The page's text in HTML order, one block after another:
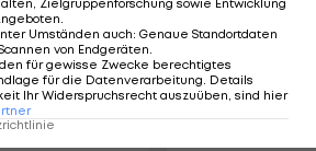
Zielgruppenforschung sowie Entwicklung
.
Umständen auch: Genaue Standortdaten
von Endgeräten.
für gewisse Zwecke berechtigtes
für die Datenverarbeitung. Details
Ihr Widerspruchsrecht auszuüben, sind hier